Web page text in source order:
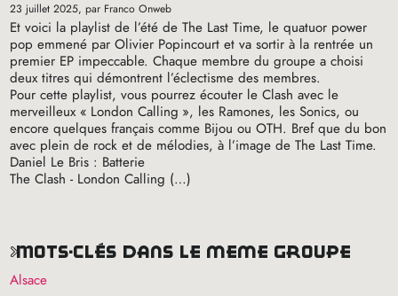
23 juillet 2025, par Franco Onweb
Et voici la playlist de l’été de The Last Time, le quatuor power
pop emmené par Olivier Popincourt et va sortir à la rentrée un
premier EP impeccable. Chaque membre du groupe a choisi
deux titres qui démontrent l’éclectisme des membres.
Pour cette playlist, vous pourrez écouter le Clash avec le
merveilleux « London Calling », les Ramones, les Sonics, ou
encore quelques français comme Bijou ouOTH. Bref que du bon
avec plein de rock et de mélodies, à l’image de The Last Time.
Daniel Le Bris : Batterie
The Clash - London Calling (…)
mots-clés dans le même groupe
Alsace